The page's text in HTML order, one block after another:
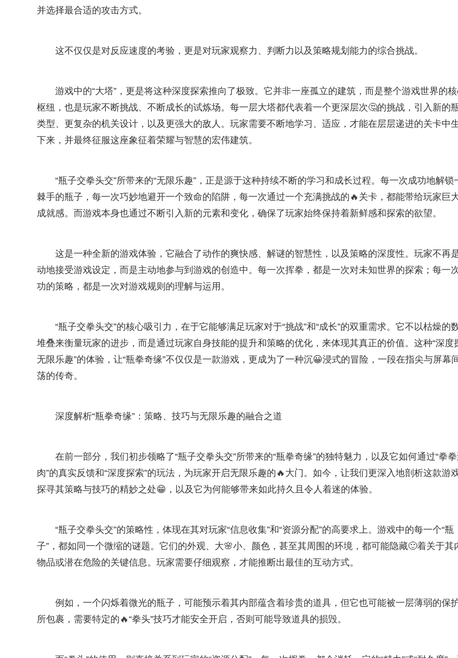
并选择最合适的攻击方式。
这不仅仅是对反应速度的考验，更是对玩家观察力、判断力以及策略规划能力的综合挑战。
游戏中的“大塔”，更是将这种深度探索推向了极致。它并非一座孤立的建筑，而是整个游戏世界的
枢纽，也是玩家不断挑战、不断成长的试炼场。每一层大塔都代表着一个更深层次🤔的挑战，引入新的
类型、更复杂的机关设计，以及更强大的敌人。玩家需要不断地学习、适应，才能在层层递进的关卡中
下来，并最终征服这座象征着荣耀与智慧的宏伟建筑。
“瓶子交拳头交”所带来的“无限乐趣”，正是源于这种持续不断的学习和成长过程。每一次成功地解锁
棘手的瓶子，每一次巧妙地避开一个致命的陷阱，每一次通过一个充满挑战的🔥关卡，都能带给玩家巨
成就感。而游戏本身也通过不断引入新的元素和变化，确保了玩家始终保持着新鲜感和探索的欲望。
这是一种全新的游戏体验，它融合了动作的爽快感、解谜的智慧性，以及策略的深度性。玩家不再
动地接受游戏设定，而是主动地参与到游戏的创造中。每一次挥拳，都是一次对未知世界的探索；每一
功的策略，都是一次对游戏规则的理解与运用。
“瓶子交拳头交”的核心吸引力，在于它能够满足玩家对于“挑战”和“成长”的双重需求。它不以枯燥的
堆叠来衡量玩家的进步，而是通过玩家自身技能的提升和策略的优化，来体现其真正的价值。这种“深度
无限乐趣”的体验，让“瓶拳奇缘”不仅仅是一款游戏，更成为了一种沉😀浸式的冒险，一段在指尖与屏幕
荡的传奇。
深度解析“瓶拳奇缘”：策略、技巧与无限乐趣的融合之道
在前一部分，我们初步领略了“瓶子交拳头交”所带来的“瓶拳奇缘”的独特魅力，以及它如何通过“拳拳
肉”的真实反馈和“深度探索”的玩法，为玩家开启无限乐趣的🔥大门。如今，让我们更深入地剖析这款游戏
探寻其策略与技巧的精妙之处😁，以及它为何能够带来如此持久且令人着迷的体验。
“瓶子交拳头交”的策略性，体现在其对玩家“信息收集”和“资源分配”的高要求上。游戏中的每一个“瓶
子”，都如同一个微缩的谜题。它们的外观、大🌸小、颜色，甚至其周围的环境，都可能隐藏🙂着关于其
物品或潜在危险的关键信息。玩家需要仔细观察，才能推断出最佳的互动方式。
例如，一个闪烁着微光的瓶子，可能预示着其内部蕴含着珍贵的道具，但它也可能被一层薄弱的保
所包裹，需要特定的🔥“拳头”技巧才能安全开启，否则可能导致道具的损毁。